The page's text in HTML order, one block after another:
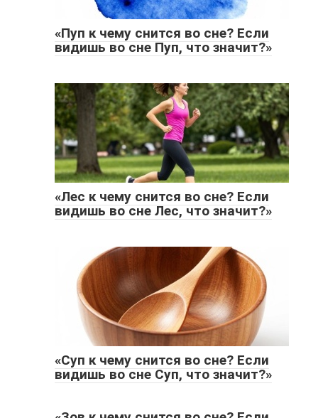
«Пуп к чему снится во сне? Если
видишь во сне Пуп, что значит?»
«Лес к чему снится во сне? Если
видишь во сне Лес, что значит?»
«Суп к чему снится во сне? Если
видишь во сне Суп, что значит?»